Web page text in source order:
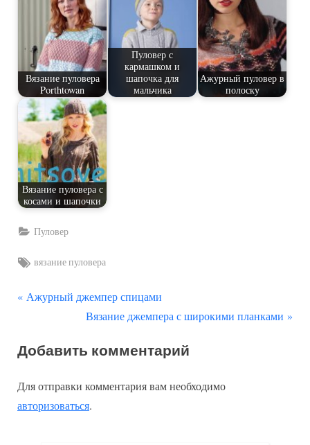
Вязание пуловера
Porthtowan
Пуловер с
кармашком и
шапочка для
мальчика
Ажурный пуловер в
полоску
Вязание пуловера с
косами и шапочки
Пуловер
Tags:
вязание пуловера
Навигация
записям
П
д
д
у
Ажурный джемпер спицами
С
е
у
ю
Вязание джемпера с широкими планками
Добавить комментарий
Для отправки комментария вам необходимо
авторизоваться.